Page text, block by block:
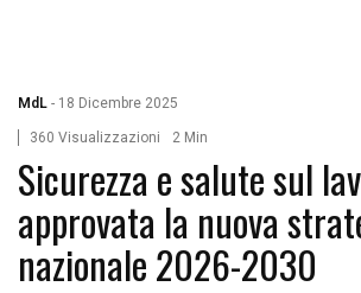
MdL - 18 Dicembre 2025
360 Visualizzazioni 2 Min
Sicurezza e salute sul
approvata la nuova
nazionale 2026-2030